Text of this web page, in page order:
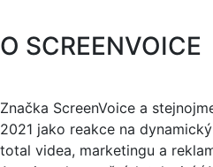
O SCREENVOICE
Značka ScreenVoice a
2021 jako reakce na
total videa, marketingu a